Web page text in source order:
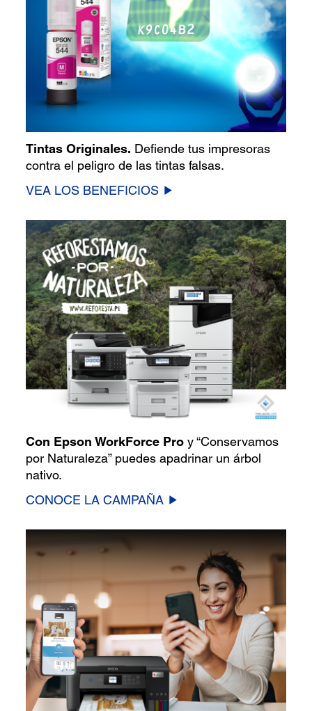
Tintas Originales. Defiende tus impresoras
contra el peligro de las tintas falsas.
VEA LOS BENEFICIOS
Con Epson WorkForce Pro y “Conservamos
por Naturaleza” puedes apadrinar un árbol
nativo.
CONOCE LA CAMPAÑA